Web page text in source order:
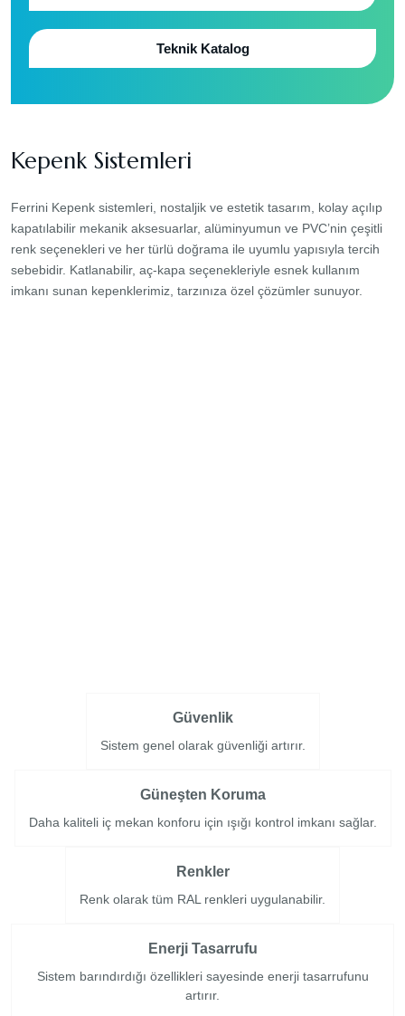
Teknik Katalog
Kepenk Sistemleri
Ferrini Kepenk sistemleri, nostaljik ve estetik tasarım, kolay açılıp
kapatılabilir mekanik aksesuarlar, alüminyumun ve PVC’nin çeşitli
renk seçenekleri ve her türlü doğrama ile uyumlu yapısıyla tercih
sebebidir. Katlanabilir, aç-kapa seçenekleriyle esnek kullanım
imkanı sunan kepenklerimiz, tarzınıza özel çözümler sunuyor.
Güvenlik
Sistem genel olarak güvenliği artırır.
Güneşten Koruma
Daha kaliteli iç mekan konforu için ışığı kontrol imkanı sağlar.
Renkler
Renk olarak tüm RAL renkleri uygulanabilir.
Enerji Tasarrufu
Sistem barındırdığı özellikleri sayesinde enerji tasarrufunu
artırır.